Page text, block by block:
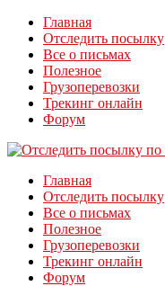
Главная
Отследить посылку
Все о письмах
Полезное
Грузоперевозки
Трекинг онлайн
Форум
Главная
Отследить посылку
Все о письмах
Полезное
Грузоперевозки
Трекинг онлайн
Форум